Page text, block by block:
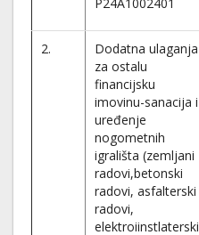
2.
Dodatna ulaganja
za ostalu
financijsku
imovinu-sanacija i
uređenje
nogometnih
igrališta (zemljani
radovi,betonski
radovi, asfalterski
radovi,
elektroiinstlaterski